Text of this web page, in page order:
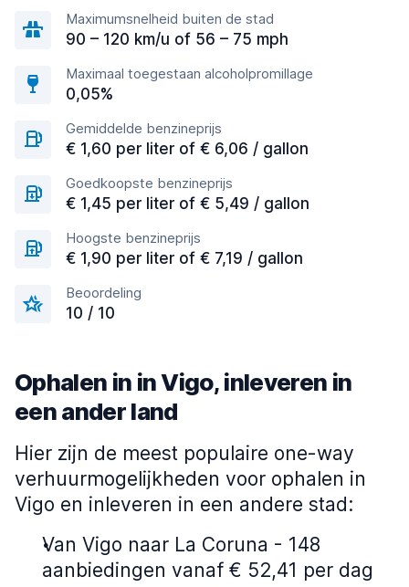
Maximumsnelheid buiten de stad
90 – 120 km/u of 56 – 75 mph
Maximaal toegestaan alcoholpromillage
0,05%
Gemiddelde benzineprijs
€ 1,60 per liter of € 6,06 / gallon
Goedkoopste benzineprijs
€ 1,45 per liter of € 5,49 / gallon
Hoogste benzineprijs
€ 1,90 per liter of € 7,19 / gallon
Beoordeling
10 / 10
Ophalen in in Vigo, inleveren in
een ander land
Hier zijn de meest populaire one-way
verhuurmogelijkheden voor ophalen in
Vigo en inleveren in een andere stad:
Van Vigo naar La Coruna - 148
aanbiedingen vanaf € 52,41 per dag